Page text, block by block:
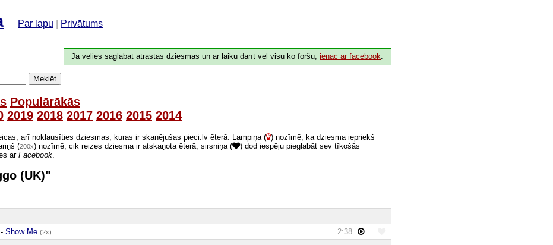
Par lapu Privātums
Ja vēlies saglabāt atrastās dziesmas un ar laiku darīt vēl visu ko foršu,ienāc ar facebook.
Meklēt
Populārākās
2019 2018 2017 2016 2015 2014
arī noklausīties dziesmas, kuras ir skanējušas pieci.lv ēterā. Lampiņa ( ) nozīmē, ka dziesma iepriekš
(200x) nozīmē, cik reizes dziesma ir atskaņota ēterā, sirsniņa (
) dod iespēju pieglabāt sev tīkošās
ar Facebook
(UK)"
Show Me (2x)
2:38